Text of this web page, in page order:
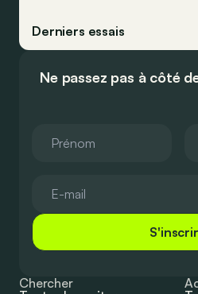
Derniers essais
Ne passez pas à côté
Chercher